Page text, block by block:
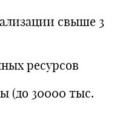
свыше 3
ресурсов
(до 30000 тыс.